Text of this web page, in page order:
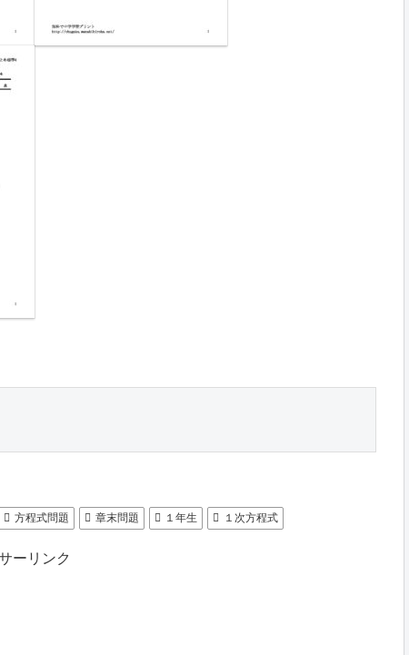
方程式問題 章末問題 １年生 １次方程式
ーリンク